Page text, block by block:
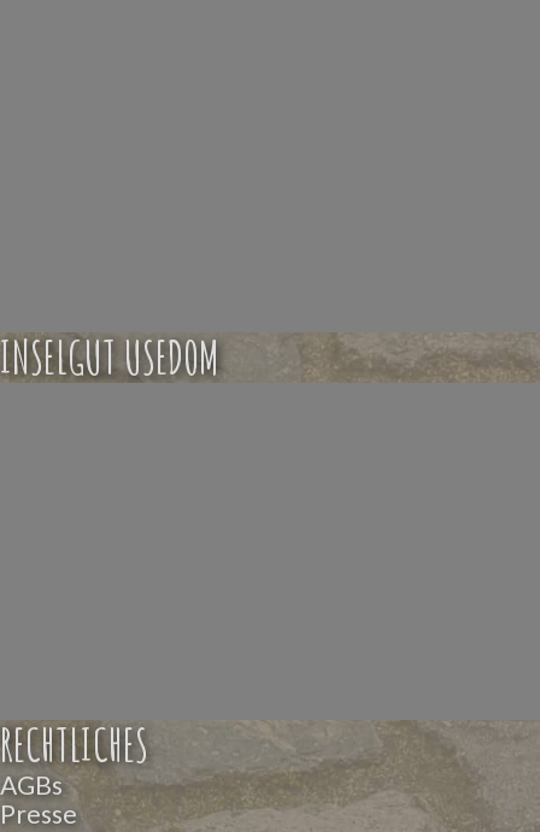
INSELGUT USEDOM
RECHTLICHES
AGBs
Presse